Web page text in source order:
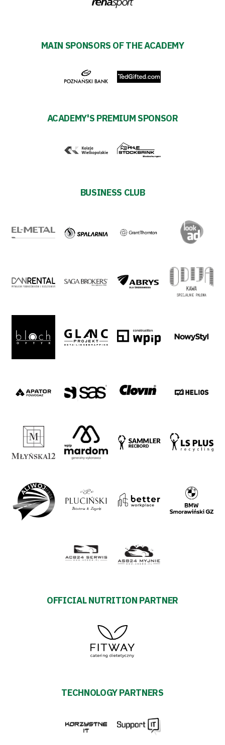
MAIN SPONSORS OF THE ACADEMY
ACADEMY'S PREMIUM SPONSOR
BUSINESS CLUB
OFFICIAL NUTRITION PARTNER
TECHNOLOGY PARTNERS